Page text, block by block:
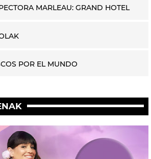
MARLEAU: GRAND HOTEL
POR EL MUNDO